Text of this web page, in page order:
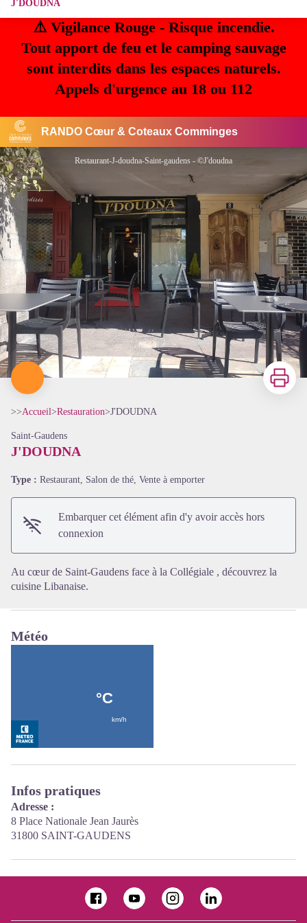
⚠️ Vigilance Rouge - Risque incendie.
Tout apport de feu et le camping sauvage
sont interdits dans les espaces naturels.
Appels d'urgence au 18 ou 112
RANDO Cœur & Coteaux Comminges
J'DOUDNA
Restaurant-J-doudna-Saint-gaudens - ©J'doudna
Voir l'image en plein écran
Imprimer
>>Accueil>Restauration>J'DOUDNA
Saint-Gaudens
J'DOUDNA
Type : Restaurant, Salon de thé, Vente à emporter
Embarquer cet élément afin d'y avoir accès hors
connexion
Au cœur de Saint-Gaudens face à la Collégiale , découvrez la
cuisine Libanaise.
Météo
Infos pratiques
Adresse :
8 Place Nationale Jean Jaurès
31800 SAINT-GAUDENS